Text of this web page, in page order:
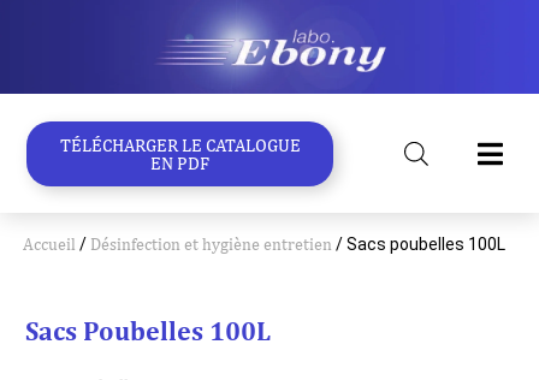
TÉLÉCHARGER LE CATALOGUE
EN PDF
Accueil / Désinfection et hygiène entretien / Sacs poubelles 100L
Sacs Poubelles 100L